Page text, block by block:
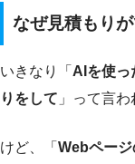
なぜ見積もり
いきなり「 AIを使っ
りをして 」って言
けど、「 Webペー